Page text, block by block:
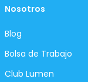
Nosotros
Blog
Bolsa de Trabajo
Club Lumen